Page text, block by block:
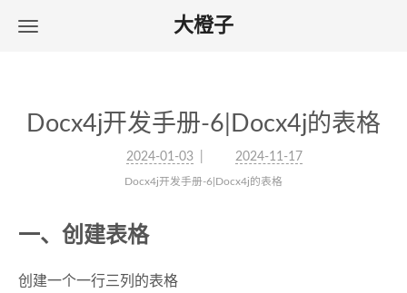
大橙子
Docx4j开发手册-6|Docx4j的表格
2024-01-03 2024-11-17
Docx4j开发手册-6|Docx4j的表格
一、创建表格
创建一个一行三列的表格